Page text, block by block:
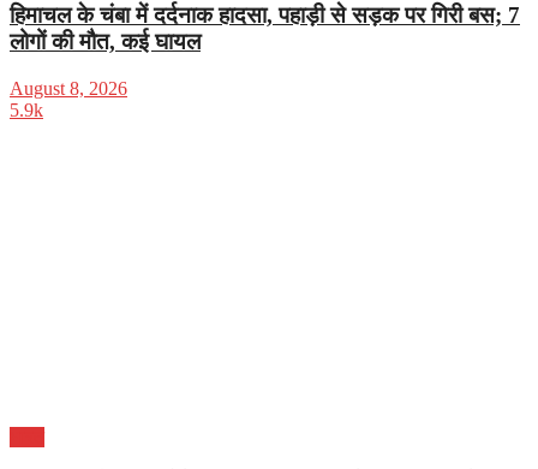
हिमाचल के चंबा में दर्दनाक हादसा, पहाड़ी से सड़क पर गिरी बस; 7
लोगों की मौत, कई घायल
August 8, 2026
5.9k